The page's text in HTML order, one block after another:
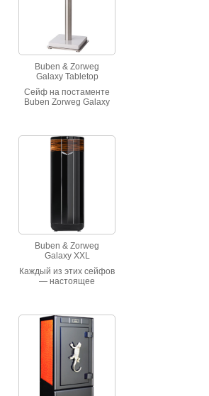
Buben & Zorweg
Galaxy Tabletop
Сейф на постаменте
Buben Zorweg Galaxy
разной отделкой.
Белая кожа или
Buben & Zorweg
Galaxy XXL
Каждый из этих сейфов
— настоящее
мастеров,
сертифицированное по
стандартам
безопасности VdS I